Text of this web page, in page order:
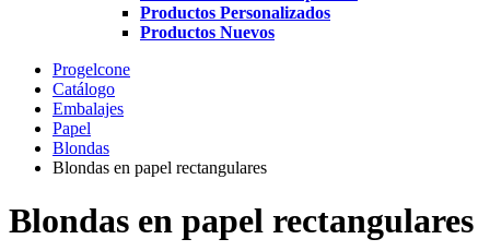
Productos Personalizados
Productos Nuevos
Progelcone
Catálogo
Embalajes
Papel
Blondas
Blondas en papel rectangulares
Blondas en papel rectangulares